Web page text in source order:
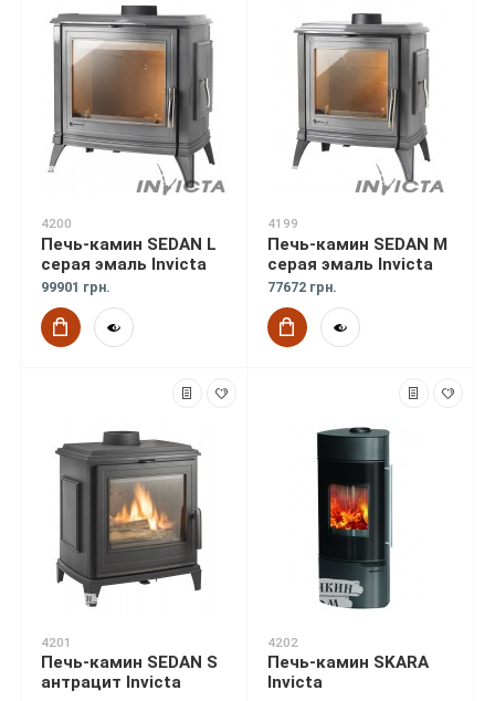
4200
Печь-камин SEDAN L
серая эмаль Invicta
99901 грн.
4199
Печь-камин SEDAN M
серая эмаль Invicta
77672 грн.
4201
Печь-камин SEDAN S
антрацит Invicta
4202
Печь-камин SKARA
Invicta